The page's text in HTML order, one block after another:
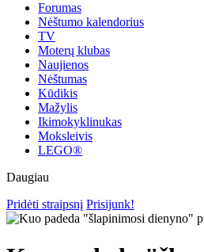
Forumas
Nėštumo kalendorius
TV
Moterų klubas
Naujienos
Nėštumas
Kūdikis
Mažylis
Ikimokyklinukas
Moksleivis
LEGO®
Daugiau
Pridėti straipsnį Prisijunk!